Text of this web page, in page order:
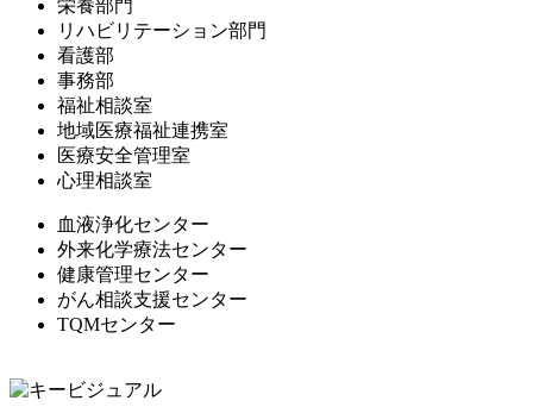
栄養部門
リハビリテーション部門
看護部
事務部
福祉相談室
地域医療福祉連携室
医療安全管理室
心理相談室
血液浄化センター
外来化学療法センター
健康管理センター
がん相談支援センター
TQMセンター